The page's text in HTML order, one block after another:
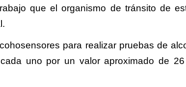
que el organismo de tránsito de
para realizar pruebas de
uno por un valor aproximado de